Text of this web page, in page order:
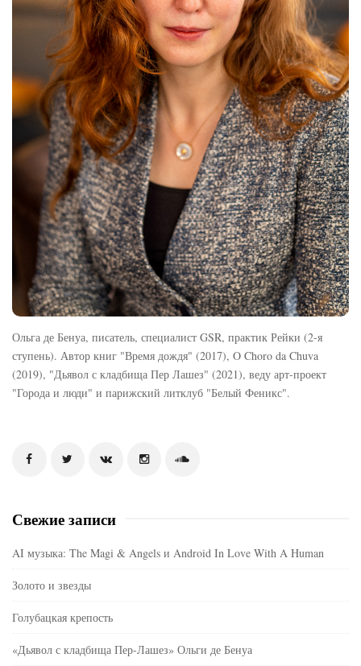
Ольга де Бенуа, писатель, специалист GSR, практик Рейки (2-я
ступень). Автор книг "Время дождя" (2017), O Choro da Chuva
(2019), "Дьявол с кладбища Пер Лашез" (2021), веду арт-проект
"Города и люди" и парижский литклуб "Белый Феникс".
Свежие записи
AI музыка: The Magi & Angels и Android In Love With A Human
Золото и звезды
Голубацкая крепость
«Дьявол с кладбища Пер-Лашез» Ольги де Бенуа